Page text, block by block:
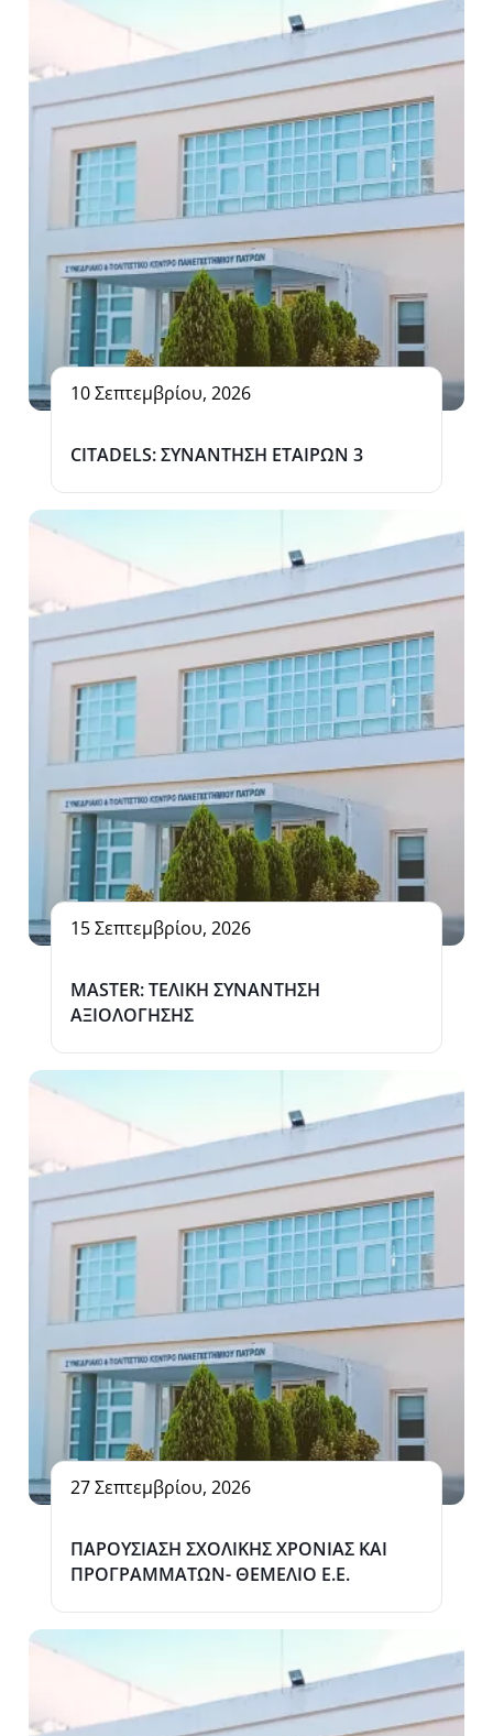
10 Σεπτεμβρίου, 2026
CITADELS: ΣΥΝΑΝΤΗΣΗ ΕΤΑΙΡΩΝ 3
15 Σεπτεμβρίου, 2026
MASTER: ΤΕΛΙΚΗ ΣΥΝΑΝΤΗΣΗ
ΑΞΙΟΛΟΓΗΣΗΣ
27 Σεπτεμβρίου, 2026
ΠΑΡΟΥΣΙΑΣΗ ΣΧΟΛΙΚΗΣ ΧΡΟΝΙΑΣ ΚΑΙ
ΠΡΟΓΡΑΜΜΑΤΩΝ- ΘΕΜΕΛΙΟ Ε.Ε.